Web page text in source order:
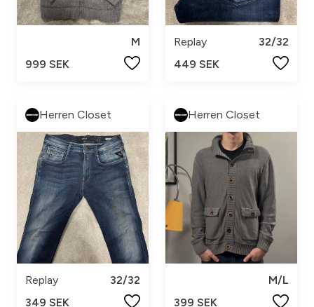
M
999 SEK
Replay
32/32
449 SEK
Herren Closet
Replay
32/32
349 SEK
Herren Closet
M/L
399 SEK